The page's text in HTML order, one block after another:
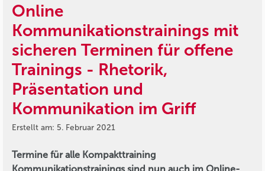
Online
Kommunikationstrainings mit
sicheren Terminen für offene
Trainings - Rhetorik,
Präsentation und
Kommunikation im Griff
Erstellt am: 5. Februar 2021
Termine für alle Kompakttraining